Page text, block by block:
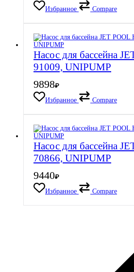
Избранное
Compare
Насос для бассейна
91009, UNIPUMP
9898₽
Избранное
Compare
Насос для бассейна
70866, UNIPUMP
9440₽
Избранное
Compare